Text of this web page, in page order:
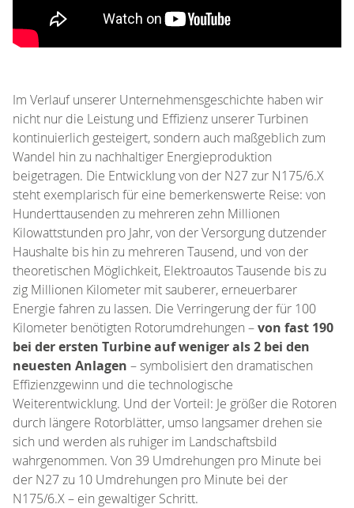
Im Verlauf unserer Unternehmensgeschichte haben wir
nicht nur die Leistung und Effizienz unserer Turbinen
kontinuierlich gesteigert, sondern auch maßgeblich zum
Wandel hin zu nachhaltiger Energieproduktion
beigetragen. Die Entwicklung von der N27 zur N175/6.X
steht exemplarisch für eine bemerkenswerte Reise: von
Hunderttausenden zu mehreren zehn Millionen
Kilowattstunden pro Jahr, von der Versorgung dutzender
Haushalte bis hin zu mehreren Tausend, und von der
theoretischen Möglichkeit, Elektroautos Tausende bis zu
zig Millionen Kilometer mit sauberer, erneuerbarer
Energie fahren zu lassen. Die Verringerung der für 100
Kilometer benötigten Rotorumdrehungen –von fast 190
bei der ersten Turbine auf weniger als 2 bei den
neuesten Anlagen – symbolisiert den dramatischen
Effizienzgewinn und die technologische
Weiterentwicklung. Und der Vorteil: Je größer die Rotoren
durch längere Rotorblätter, umso langsamer drehen sie
sich und werden als ruhiger im Landschaftsbild
wahrgenommen. Von 39 Umdrehungen pro Minute bei
der N27 zu 10 Umdrehungen pro Minute bei der
N175/6.X – ein gewaltiger Schritt.